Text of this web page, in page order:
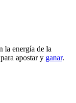
la energía de la
apostar y ganar.